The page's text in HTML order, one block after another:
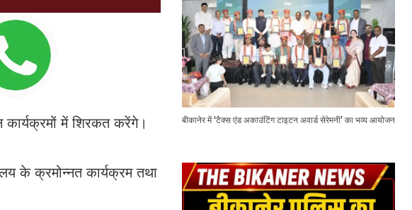
कार्यक्रमों में शिरकत करेंगे।
के क्रमोन्नत कार्यक्रम तथा
बीकानेर में ‘टैक्स एंड अकाउंटिंग टाइटन अवार्ड सेरेमनी’ का भव्य आयोजन